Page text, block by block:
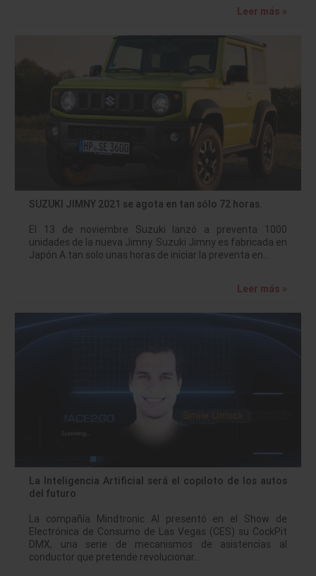
Leer más »
SUZUKI JIMNY 2021 se agota en tan sólo 72 horas.
El 13 de noviembre Suzuki lanzó a preventa 1000
unidades de la nueva Jimny. Suzuki Jimny es fabricada en
Japón A tan solo unas horas de iniciar la preventa en…
Leer más »
La Inteligencia Artificial será el copiloto de los autos
del futuro
La compañía Mindtronic AI presentó en el Show de
Electrónica de Consumo de Las Vegas (CES) su CockPit
DMX, una serie de mecanismos de asistencias al
conductor que pretende revolucionar…